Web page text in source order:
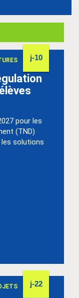
j-10
pour les
(TND)
solutions
j-22